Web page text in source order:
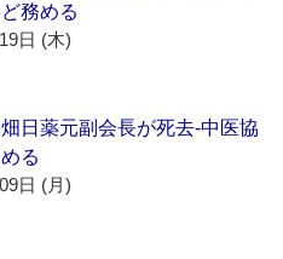
務める
日 (木)
畑日薬元副会長が死去‐中医協
る
日 (月)